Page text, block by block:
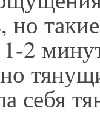
но
2
себя